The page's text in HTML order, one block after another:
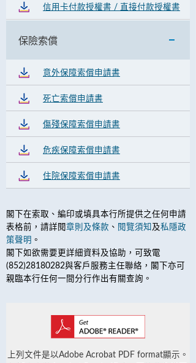
信用卡付款授權書 / 直接付款授權書
保險索償
意外保障索償申請書
死亡索償申請書
傷殘保障索償申請書
危疾保障索償申請書
住院保障索償申請書
閣下在索取、編印或填具本行所提供之任何申請
表格前，請詳閱章則及條款 、 閱覽須知 及私隱政
策聲明 。
閣下如欲需要更詳細資料及協助，可致電
(852)28180282與客戶服務主任聯絡，閣下亦可
親臨本行任何一間分行作出有關查詢。
上列文件是以Adobe Acrobat PDF format顯示。